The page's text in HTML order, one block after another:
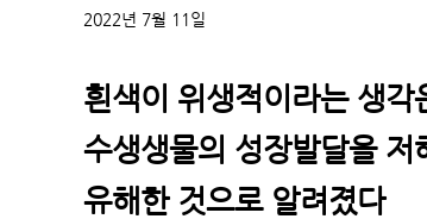
2022년 7월 11일
흰색이 위생적이라는 생
수생생물의 성장발달을
유해한 것으로 알려졌다